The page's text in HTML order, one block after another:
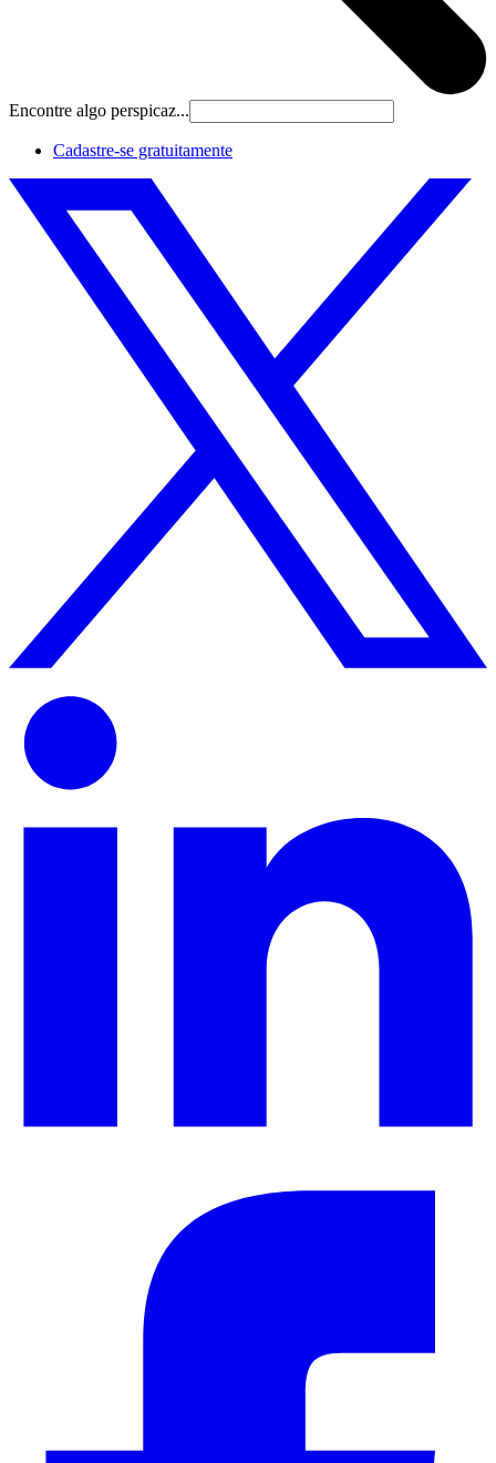
Encontre algo perspicaz...
Cadastre‐se gratuitamente